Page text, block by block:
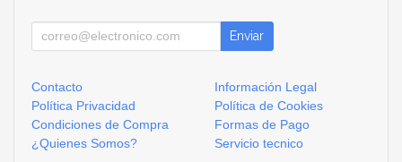
Enviar
Contacto
Información Legal
Política Privacidad
Política de Cookies
Condiciones de Compra
Formas de Pago
¿Quienes Somos?
Servicio tecnico